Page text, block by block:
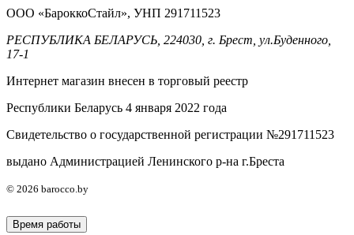
ООО «БароккоСтайл», УНП 291711523
РЕСПУБЛИКА БЕЛАРУСЬ, 224030, г. Брест, ул.Буденного,
17-1
Интернет магазин внесен в торговый реестр
Республики Беларусь 4 января 2022 года
Свидетельство о государственной регистрации №291711523
выдано Администрацией Ленинского р-на г.Бреста
© 2026 barocco.by
Время работы